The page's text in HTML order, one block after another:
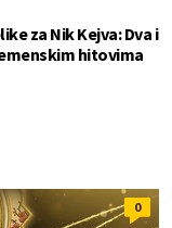
za Nik Kejva: Dva i
hitovima
0